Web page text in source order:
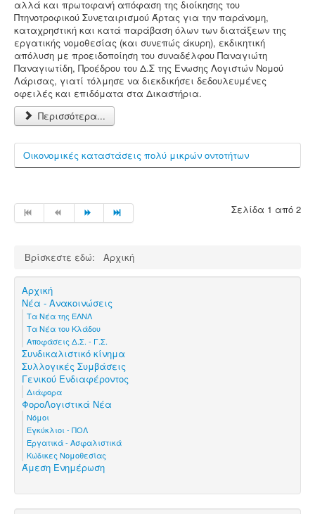
αλλά και πρωτοφανή απόφαση της διοίκησης του
Πτηνοτροφικού Συνεταιρισμού Άρτας για την παράνομη,
καταχρηστική και κατά παράβαση όλων των διατάξεων της
εργατικής νομοθεσίας (και συνεπώς άκυρη), εκδικητική
απόλυση με προειδοποίηση του συναδέλφου Παναγιώτη
Παναγιωτίδη, Προέδρου του Δ.Σ της Ενωσης Λογιστών Νομού
Λάρισας, γιατί τόλμησε να διεκδικήσει δεδουλευμένες
οφειλές και επιδόματα στα Δικαστήρια.
Περισσότερα...
Οικονομικές καταστάσεις πολύ μικρών οντοτήτων
Σελίδα 1 από 2
Βρίσκεστε εδώ: Αρχική
Αρχική
Νέα - Ανακοινώσεις
Τα Νέα της ΕΛΝΛ
Τα Νέα του Κλάδου
Αποφάσεις Δ.Σ. - Γ.Σ.
Συνδικαλιστικό κίνημα
Συλλογικές Συμβάσεις
Γενικού Ενδιαφέροντος
Διάφορα
ΦοροΛογιστικά Νέα
Νόμοι
Εγκύκλιοι - ΠΟΛ
Εργατικά - Ασφαλιστικά
Κώδικες Νομοθεσίας
Άμεση Ενημέρωση